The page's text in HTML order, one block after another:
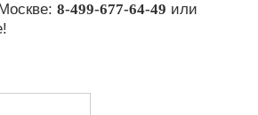
8-499-677-64-49 или